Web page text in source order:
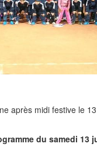
après midi festive le
du samedi 13